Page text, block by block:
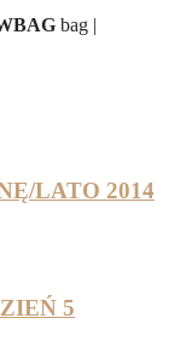
bag |
LATO 2014
5